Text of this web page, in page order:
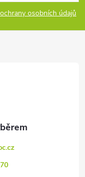
osobních údajů